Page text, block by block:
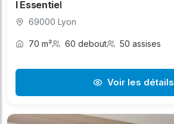
l Essentiel
69000 Lyon
70 m² 60 debout 50 assises
Voir les détails